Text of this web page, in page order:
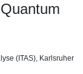
(ITAS), Karlsruher